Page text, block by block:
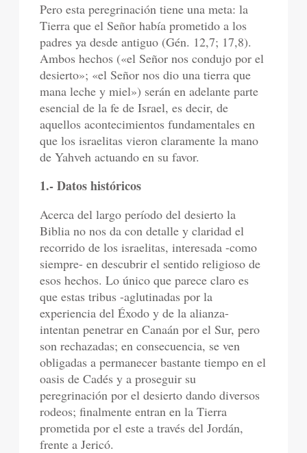
Pero esta peregrinación tiene una meta: la
Tierra que el Señor había prometido a los
padres ya desde antiguo (Gén. 12,7; 17,8).
Ambos hechos («el Señor nos condujo por el
desierto»; «el Señor nos dio una tierra que
mana leche y miel») serán en adelante parte
esencial de la fe de Israel, es decir, de
aquellos acontecimientos fundamentales en
que los israelitas vieron claramente la mano
de Yahveh actuando en su favor.
1.- Datos históricos
Acerca del largo período del desierto la
Biblia no nos da con detalle y claridad el
recorrido de los israelitas, interesada -como
siempre- en descubrir el sentido religioso de
esos hechos. Lo único que parece claro es
que estas tribus -aglutinadas por la
experiencia del Éxodo y de la alianza-
intentan penetrar en Canaán por el Sur, pero
son rechazadas; en consecuencia, se ven
obligadas a permanecer bastante tiempo en el
oasis de Cadés y a proseguir su
peregrinación por el desierto dando diversos
rodeos; finalmente entran en la Tierra
prometida por el este a través del Jordán,
frente a Jericó.